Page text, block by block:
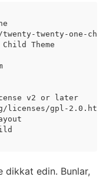
twenty-twenty-one-
Theme
v2 or later
licenses/gpl-2.0.html
dikkat edin. Bunlar,